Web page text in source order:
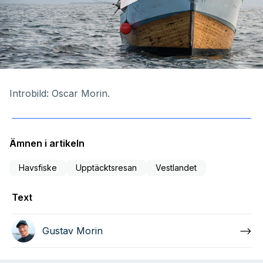
Introbild: Oscar Morin.
Ämnen i artikeln
Havsfiske Upptäcktsresan Vestlandet
Text
Gustav Morin